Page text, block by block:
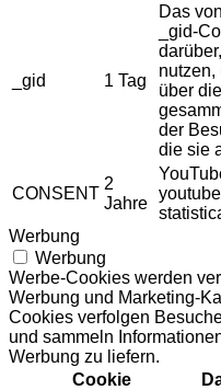
_gid 1 Tag
Das
_gid-
nutzen,
über
der
die sie
CONSENT
2
Jahre
Werbung
Werbung
Werbe-Cookies werden
Werbung und Marketing-
Cookies verfolgen
und sammeln
Werbung zu liefern.
Cookie